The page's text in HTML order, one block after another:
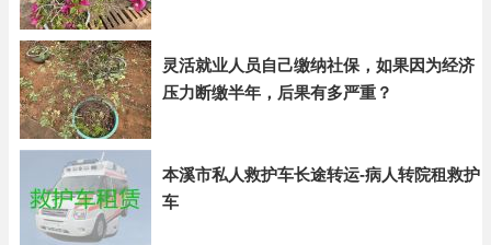
灵活就业人员自己缴纳社保，如果因为经济
压力断缴半年，后果有多严重？
本溪市私人救护车长途转运-病人转院租救护
车